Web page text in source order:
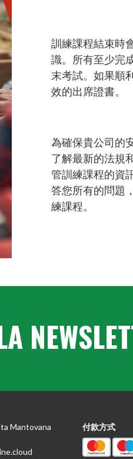
訓練課程結束時
識。所有至少完
末考試。如果順
效的出席證書。
為確保貴公司的
了解最新的法規
管訓練課程的資
答您所有的問題
練課程。
Mantovana
付款方式